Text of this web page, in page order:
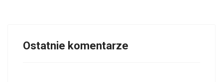
Ostatnie komentarze